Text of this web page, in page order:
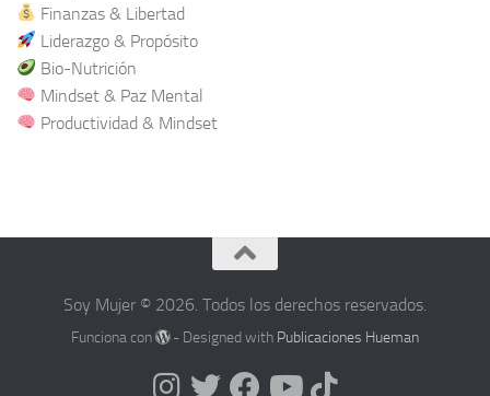
Finanzas & Libertad
Liderazgo & Propósito
Bio-Nutrición
Mindset & Paz Mental
Productividad & Mindset
Soy Mujer © 2026. Todos los derechos reservados.
Funciona con - Designed with Publicaciones Hueman